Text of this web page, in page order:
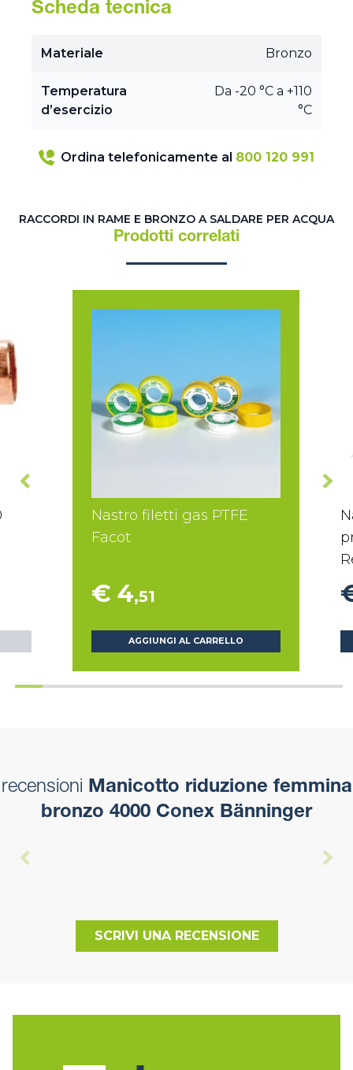
Scheda tecnica
Materiale Bronzo
Temperatura
d’esercizio
Da -20 °C a +110
°C
Ordina telefonicamente al 800 120 991
RACCORDI IN RAME E BRONZO A SALDARE PER ACQUA
Prodotti correlati
Nastro filetti gas PTFE
Facot
€ 4,51
AGGIUNGI AL CARRELLO
recensioni Manicotto riduzione femmina
bronzo 4000 Conex Bänninger
SCRIVI UNA RECENSIONE